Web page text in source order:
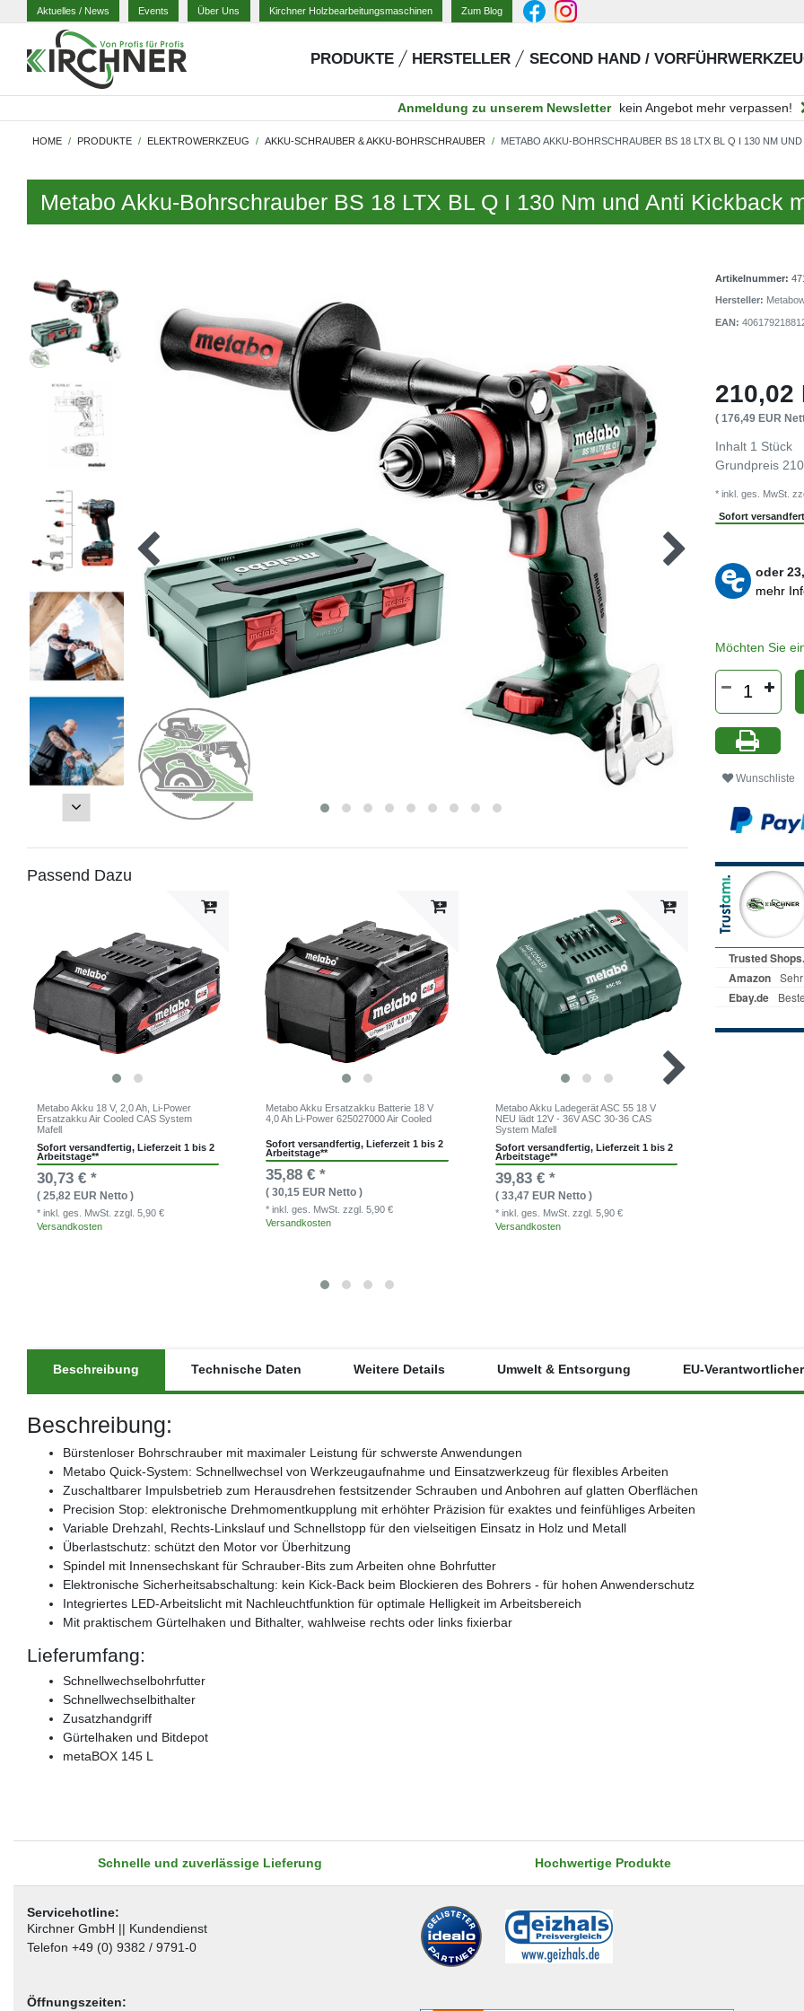
Aktuelles / News Events Über Uns Kirchner Holzbearbeitungsmaschinen Zum Blog
PRODUKTE HERSTELLER SECOND HAND /
Anmeldung zu unserem Newsletter kein Angebot mehr verpassen!
HOME PRODUKTE ELEKTROWERKZEUG AKKU-SCHRAUBER & AKKU-BOHRSCHRAUBER METABO AKKU-BOHRSCHRAUBER BS 18 LTX BL Q I 130 NM
Metabo Akku-Bohrschrauber BS 18 LTX BL Q I 130 Nm und Anti Kickback
Passend Dazu
Metabo Akku 18 V, 2,0 Ah, Li-Power
Ersatzakku Air Cooled CAS System
Mafell
Sofort versandfertig, Lieferzeit 1 bis 2
Arbeitstage**
30,73 € *
( 25,82 EUR Netto )
* inkl. ges. MwSt. zzgl. 5,90 €
Versandkosten
Metabo Akku Ersatzakku Batterie 18 V
4,0 Ah Li-Power 625027000 Air Cooled
Sofort versandfertig, Lieferzeit 1 bis 2
Arbeitstage**
35,88 € *
( 30,15 EUR Netto )
* inkl. ges. MwSt.zzgl. 5,90 €
Versandkosten
Metabo Akku Ladegerät ASC 55 18 V
NEU lädt 12V - 36V ASC 30-36 CAS
System Mafell
Sofort versandfertig, Lieferzeit 1 bis 2
Arbeitstage**
39,83 € *
( 33,47 EUR Netto )
* inkl. ges. MwSt.zzgl. 5,90 €
Versandkosten
Artikelnummer:
Hersteller:
EAN:
210,02
( 176,49 EUR
Inhalt 1 Stück
Grundpreis
* inkl. ges. MwSt.
Sofort
oder
mehr
Möchten Sie
Wunschliste
Beschreibung Technische Daten Weitere Details Umwelt & Entsorgung EU-Verantwortlicher
Beschreibung:
Bürstenloser Bohrschrauber mit maximaler Leistung für schwerste Anwendungen
Metabo Quick-System: Schnellwechsel von Werkzeugaufnahme und Einsatzwerkzeug für flexibles Arbeiten
Zuschaltbarer Impulsbetrieb zum Herausdrehen festsitzender Schrauben und Anbohren auf glatten Oberflächen
Precision Stop: elektronische Drehmomentkupplung mit erhöhter Präzision für exaktes und feinfühliges Arbeiten
Variable Drehzahl, Rechts-Linkslauf und Schnellstopp für den vielseitigen Einsatz in Holz und Metall
Überlastschutz: schützt den Motor vor Überhitzung
Spindel mit Innensechskant für Schrauber-Bits zum Arbeiten ohne Bohrfutter
Elektronische Sicherheitsabschaltung: kein Kick-Back beim Blockieren des Bohrers - für hohen Anwenderschutz
Integriertes LED-Arbeitslicht mit Nachleuchtfunktion für optimale Helligkeit im Arbeitsbereich
Mit praktischem Gürtelhaken und Bithalter, wahlweise rechts oder links fixierbar
Lieferumfang:
Schnellwechselbohrfutter
Schnellwechselbithalter
Zusatzhandgriff
Gürtelhaken und Bitdepot
metaBOX 145 L
Schnelle und zuverlässige Lieferung Hochwertige Produkte
Servicehotline:
Kirchner GmbH || Kundendienst
Telefon +49 (0) 9382 / 9791-0
Öffnungszeiten: